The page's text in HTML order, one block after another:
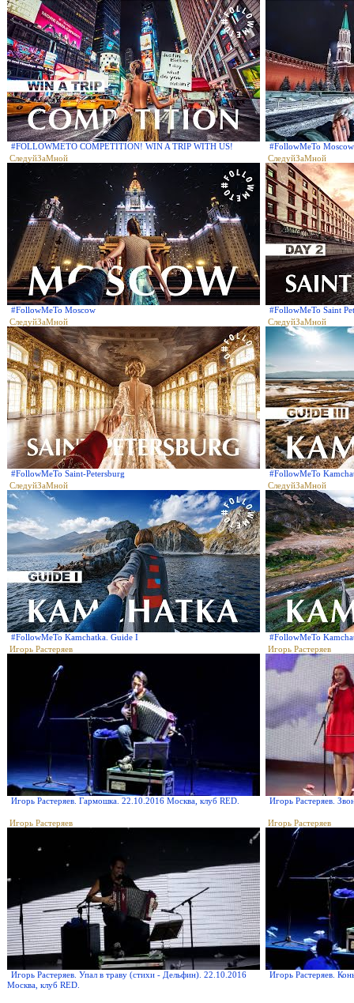
#FOLLOWMETO COMPETITION! WIN A TRIP WITH US!
#FollowMeTo
СледуйЗаМной
#FollowMeTo Moscow
СледуйЗаМной
#FollowMeTo Saint
СледуйЗаМной
#FollowMeTo Saint-Petersburg
СледуйЗаМной
#FollowMeTo
СледуйЗаМной
#FollowMeTo Kamchatka. Guide I
СледуйЗаМной
#FollowMeTo
Игорь Растеряев
Игорь Растеряев. Гармошка. 22.10.2016 Москва, клуб RED.
Игорь Растеряев
Игорь Растеряев.
Игорь Растеряев
Игорь Растеряев. Упал в траву (стихи - Дельфин). 22.10.2016
Москва, клуб RED.
Игорь Растеряев
Игорь Растеряев.